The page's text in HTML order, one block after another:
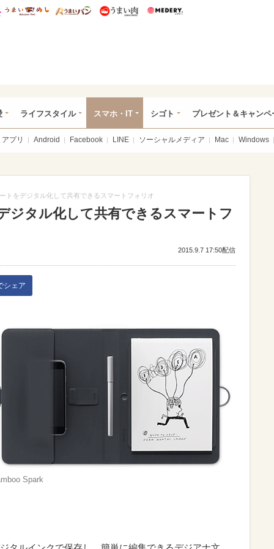
研 ディズニー特集
mimot. うまいめし うまいパン うまい肉
ライフスタイル スマホ・IT シゴト プレゼント＆キャンペ
アプリ Android Facebook LINE ソーシャルメディア Mac Windows
トをデジタル化して共有できるスマートフォリオ
ジタル化して共有できるスマートフ
2015.9.7 17:50配信
シェア
Spark